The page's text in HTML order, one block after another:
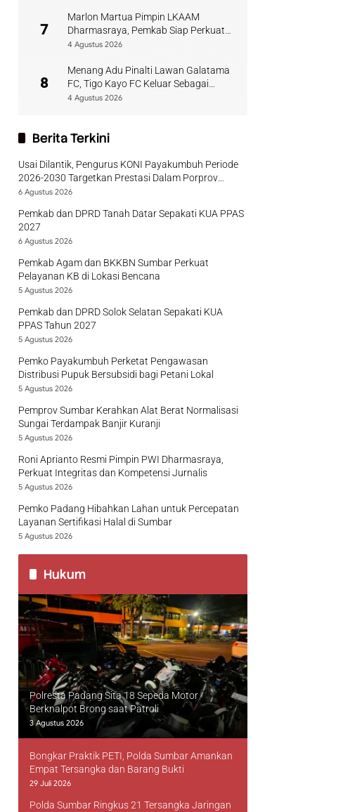
7
Marlon Martua Pimpin LKAAM
Dharmasraya, Pemkab Siap Perkuat
Sinergi Adat
4 Agustus 2026
8
Menang Adu Pinalti Lawan Galatama
FC, Tigo Kayo FC Keluar Sebagai
Juara Piala Walikota Payakumbuh
4 Agustus 2026
Berita Terkini
Usai Dilantik, Pengurus KONI Payakumbuh Periode
2026-2030 Targetkan Prestasi Dalam Porprov
Sumbar
6 Agustus 2026
Pemkab dan DPRD Tanah Datar Sepakati KUA PPAS
2027
6 Agustus 2026
Pemkab Agam dan BKKBN Sumbar Perkuat
Pelayanan KB di Lokasi Bencana
5 Agustus 2026
Pemkab dan DPRD Solok Selatan Sepakati KUA
PPAS Tahun 2027
5 Agustus 2026
Pemko Payakumbuh Perketat Pengawasan
Distribusi Pupuk Bersubsidi bagi Petani Lokal
5 Agustus 2026
Pemprov Sumbar Kerahkan Alat Berat Normalisasi
Sungai Terdampak Banjir Kuranji
5 Agustus 2026
Roni Aprianto Resmi Pimpin PWI Dharmasraya,
Perkuat Integritas dan Kompetensi Jurnalis
5 Agustus 2026
Pemko Padang Hibahkan Lahan untuk Percepatan
Layanan Sertifikasi Halal di Sumbar
5 Agustus 2026
Hukum
Polresta Padang Sita 18 Sepeda Motor
Berknalpot Brong saat Patroli
3 Agustus 2026
Bongkar Praktik PETI, Polda Sumbar Amankan
Empat Tersangka dan Barang Bukti
29 Juli 2026
Polda Sumbar Ringkus 21 Tersangka Jaringan